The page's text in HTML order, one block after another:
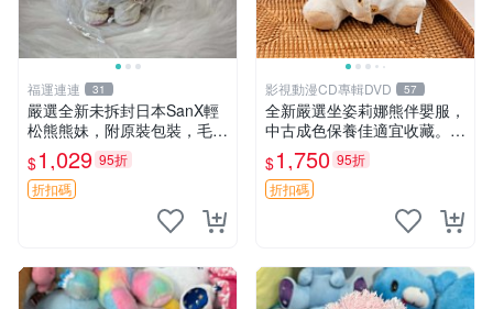
福運連連 31
嚴選全新未拆封日本SanX輕
松熊熊妹，附原裝包裝，毛絨
質地極佳，細膩可愛，推薦收
藏兼送禮，適合女性好友或家
人，限量釋出。鬆熊、熊玩
$1,029 95折
折扣碼
影視動漫CD專輯DVD 57
全新嚴選坐姿莉娜熊伴嬰服，
中古成色保養佳適宜收藏。無
盒子但品質完好，快速出貨。
建議入手！ 中古 玩偶 滬漫
$1,750 95折
折扣碼